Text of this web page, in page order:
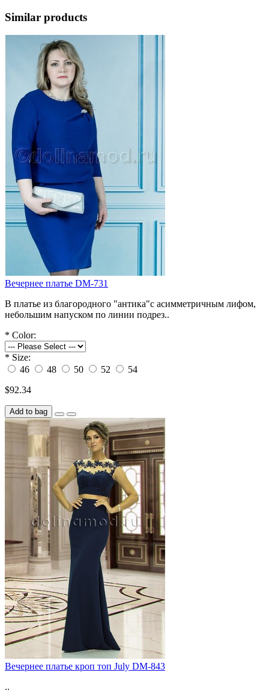
Similar products
Вечернее платье DM-731
В платье из благородного "антика"с асимметричным лифом,
небольшим напуском по линии подрез..
* Color:
* Size:
46
48 50 52
54
$92.34
Add to bag
Вечернее платье кроп топ July DM-843
..